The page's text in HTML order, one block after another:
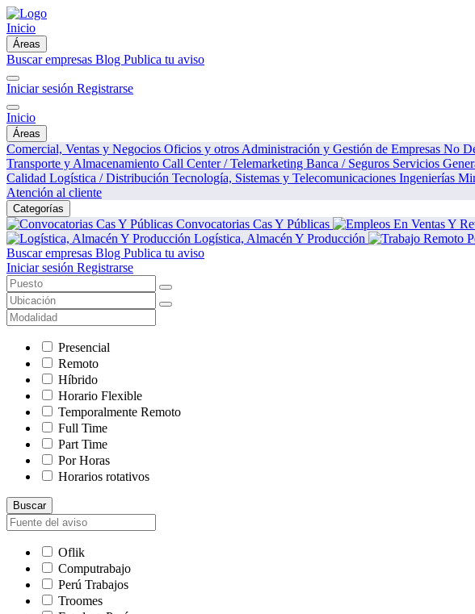
Inicio
Áreas
Buscar empresas Blog Publica tu aviso
Iniciar sesión Registrarse
Inicio
Áreas
Comercial, Ventas y Negocios Oficios y otros Administración y Gestión de Empresas No
Transporte y Almacenamiento Call Center / Telemarketing Banca / Seguros Servicios
Calidad Logística / Distribución Tecnología, Sistemas y Telecomunicaciones Ingenierías
Atención al cliente
Categorías
Convocatorias Cas Y Públicas
Logística, Almacén Y Producción
Buscar empresas Blog Publica tu aviso
Iniciar sesión Registrarse
Presencial
Remoto
Híbrido
Horario Flexible
Temporalmente Remoto
Full Time
Part Time
Por Horas
Horarios rotativos
Buscar
Oflik
Computrabajo
Perú Trabajos
Troomes